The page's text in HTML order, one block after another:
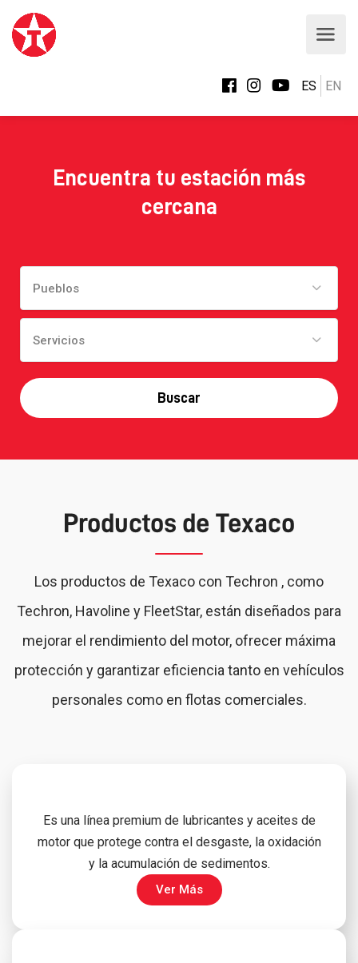
ES EN
Encuentra tu estación más
cercana
Pueblos
Servicios
Buscar
Productos de Texaco
Los productos de Texaco con Techron , como
Techron, Havoline y FleetStar, están diseñados para
mejorar el rendimiento del motor, ofrecer máxima
protección y garantizar eficiencia tanto en vehículos
personales como en flotas comerciales.
Es una línea premium de lubricantes y aceites de
motor que protege contra el desgaste, la oxidación
y la acumulación de sedimentos.
Ver Más